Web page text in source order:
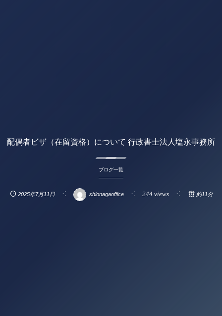
配偶者ビザ（在留資格）について 行政書士法人塩永事務所
ブログ一覧
2025年7月11日 shionagaoffice 244 views 約11分